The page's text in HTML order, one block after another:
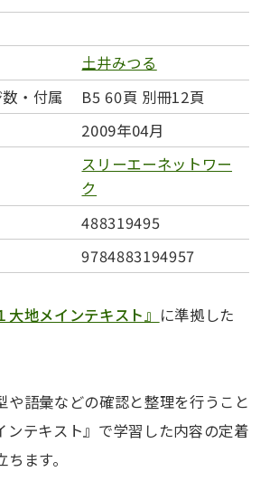
土井みつる
・付属
B5 60頁 別冊12頁
2009年04月
スリーエーネットワー
ク
488319495
9784883194957
大地メインテキスト』 に準拠した
や語彙などの確認と整理を行うこと
ンテキスト』で学習した内容の定着
ます。